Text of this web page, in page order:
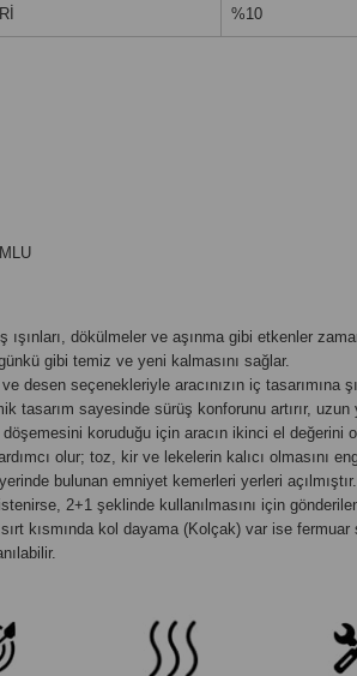
%10
ışınları, dökülmeler ve aşınma gibi etkenler
gibi temiz ve yeni kalmasını sağlar.
desen seçenekleriyle aracınızın iç tasarımına
tasarım sayesinde sürüş konforunu artırır,
döşemesini koruduğu için aracın ikinci el değerini
olur; toz, kir ve lekelerin kalıcı olmasını
bulunan emniyet kemerleri yerleri açılmıştır.
2+1 şeklinde kullanılmasını için
sırt kısmında kol dayama (Kolçak) var ise